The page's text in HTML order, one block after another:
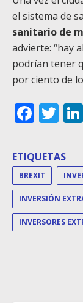
el sistema de
sanitario de
advierte: “hay
podrían tener
por ciento de
ETIQUETAS
BREXIT